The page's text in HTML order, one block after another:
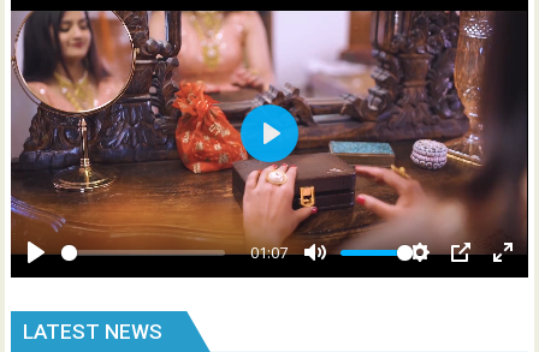
n
g
s
f
e
e
P
l
a
01:07
M
S
P
E
P
l
a
y
LATEST NEWS